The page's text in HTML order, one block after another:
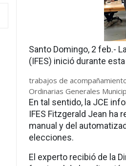
Santo Domingo, 2 feb.-
(IFES) inició durante
trabajos de
Ordinarias Generales
En tal sentido, la JCE
IFES Fitzgerald Jean ha
manual y del
elecciones.
El experto recibió de la